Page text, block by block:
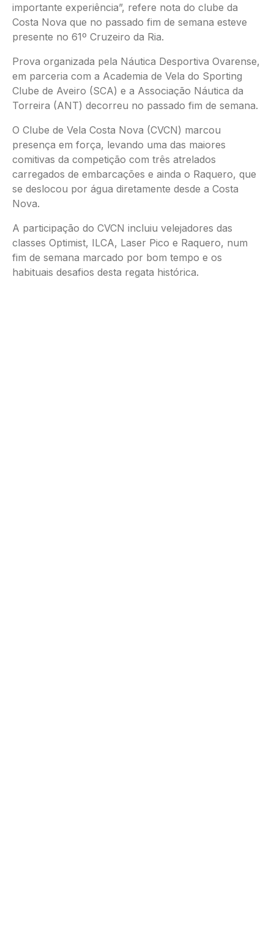
importante experiência”, refere nota do clube da
Costa Nova que no passado fim de semana esteve
presente no 61º Cruzeiro da Ria.
Prova organizada pela Náutica Desportiva Ovarense,
em parceria com a Academia de Vela do Sporting
Clube de Aveiro (SCA) e a Associação Náutica da
Torreira (ANT) decorreu no passado fim de semana.
O Clube de Vela Costa Nova (CVCN) marcou
presença em força, levando uma das maiores
comitivas da competição com três atrelados
carregados de embarcações e ainda o Raquero, que
se deslocou por água diretamente desde a Costa
Nova.
A participação do CVCN incluiu velejadores das
classes Optimist, ILCA, Laser Pico e Raquero, num
fim de semana marcado por bom tempo e os
habituais desafios desta regata histórica.